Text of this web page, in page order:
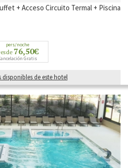
+ Acceso Circuito Termal + Piscina
pers/noche
76,50€
Gratis
disponibles de este hotel